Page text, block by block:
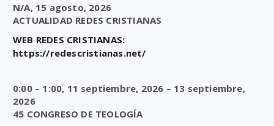
N/A, 15 agosto, 2026
ACTUALIDAD REDES CRISTIANAS
WEB REDES CRISTIANAS:
https://redescristianas.net/
0:00 – 1:00, 11 septiembre, 2026 – 13 septiembre,
2026
45 CONGRESO DE TEOLOGÍA